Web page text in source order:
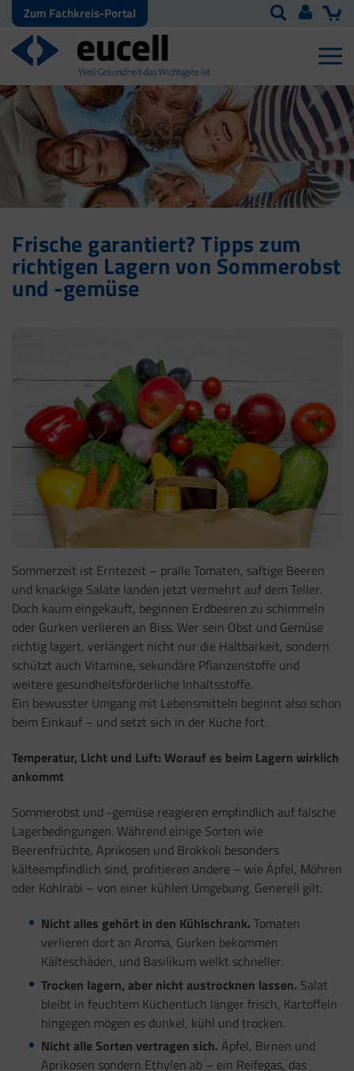
Zum Fachkreis-Portal
Frische garantiert? Tipps zum
richtigen Lagern von Sommerobst
und -gemüse
Sommerzeit ist Erntezeit – pralle Tomaten, saftige Beeren
und knackige Salate landen jetzt vermehrt auf dem Teller.
Doch kaum eingekauft, beginnen Erdbeeren zu schimmeln
oder Gurken verlieren an Biss. Wer sein Obst und Gemüse
richtig lagert, verlängert nicht nur die Haltbarkeit, sondern
schützt auch Vitamine, sekundäre Pflanzenstoffe und
weitere gesundheitsförderliche Inhaltsstoffe.
Ein bewusster Umgang mit Lebensmitteln beginnt also schon
beim Einkauf – und setzt sich in der Küche fort.
Temperatur, Licht und Luft: Worauf es beim Lagern wirklich
ankommt
Sommerobst und -gemüse reagieren empfindlich auf falsche
Lagerbedingungen. Während einige Sorten wie
Beerenfrüchte, Aprikosen und Brokkoli besonders
kälteempfindlich sind, profitieren andere – wie Äpfel, Möhren
oder Kohlrabi – von einer kühlen Umgebung. Generell gilt:
Nicht alles gehört in den Kühlschrank. Tomaten
verlieren dort an Aroma, Gurken bekommen
Kälteschäden, und Basilikum welkt schneller.
Trocken lagern, aber nicht austrocknen lassen. Salat
bleibt in feuchtem Küchentuch länger frisch, Kartoffeln
hingegen mögen es dunkel, kühl und trocken.
Nicht alle Sorten vertragen sich. Äpfel, Birnen und
Aprikosen sondern Ethylen ab – ein Reifegas, das